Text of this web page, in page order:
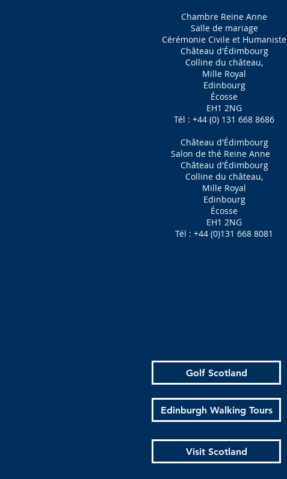
Chambre Reine Anne
Salle de mariage
Cérémonie Civile et Humaniste
Château d'Édimbourg
Colline du château,
Mille Royal
Edinbourg
Écosse
EH1 2NG
Tél : +44 (0) 131 668 8686
Château d'Édimbourg
Salon de thé Reine Anne
Château d'Édimbourg
Colline du château,
Mille Royal
Edinbourg
Écosse
EH1 2NG
Tél : +44 (0)131 668 8081
Golf Scotland
Edinburgh Walking Tours
Visit Scotland